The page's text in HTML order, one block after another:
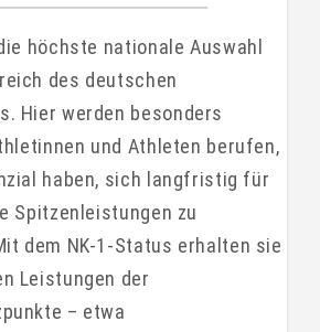
höchste nationale Auswahl
des deutschen
Hier werden besonders
und Athleten berufen,
haben, sich langfristig für
Spitzenleistungen zu
dem NK-1-Status erhalten sie
Leistungen der
– etwa